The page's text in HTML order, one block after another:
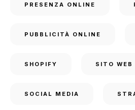
PRESENZA ONLINE
PUBBLICITÀ ONLINE
SHOPIFY SITO WEB
SOCIAL MEDIA